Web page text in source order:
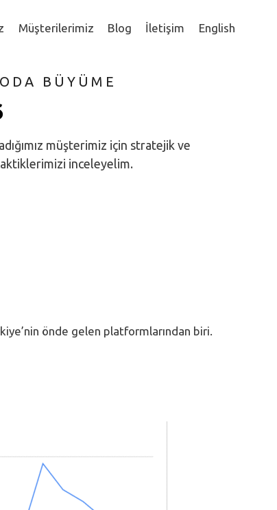
Müşterilerimiz Blog İletişim English
BÜYÜME
müşterimiz için stratejik ve
inceleyelim.
önde gelen platformlarından biri.